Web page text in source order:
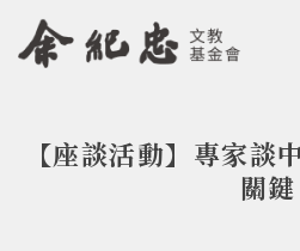
Jump to
Jump to Main
您在這裡
【座談活動】專家談
關鍵